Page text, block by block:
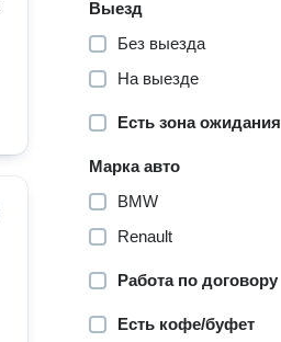
Выезд
Без выезда
На выезде
Есть зона ожидания
Марка авто
BMW
Renault
Работа по договору
Есть кофе/буфет